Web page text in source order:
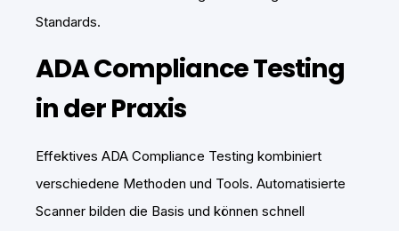
Standards.
ADA Compliance Testing
in der Praxis
Effektives ADA Compliance Testing kombiniert
verschiedene Methoden und Tools. Automatisierte
Scanner bilden die Basis und können schnell